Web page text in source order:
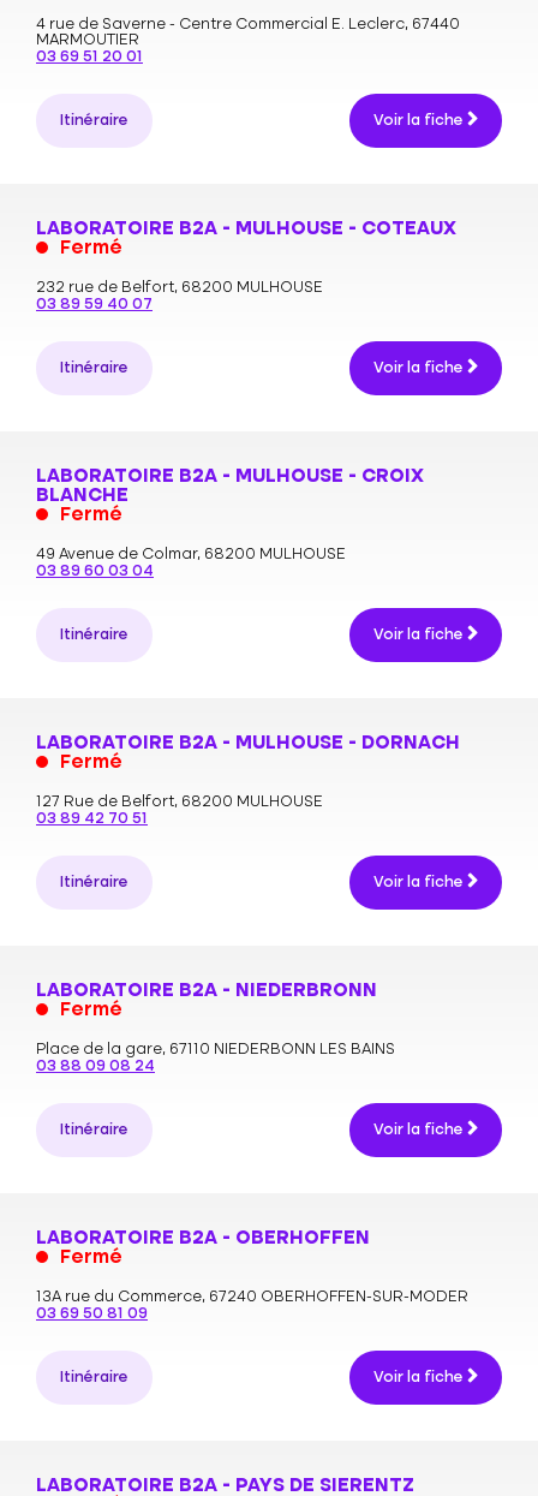
4 rue de Saverne - Centre Commercial E. Leclerc, 67440
MARMOUTIER
03 69 51 20 01
Itinéraire Voir la fiche
LABORATOIRE B2A - MULHOUSE - COTEAUX
Fermé
232 rue de Belfort, 68200 MULHOUSE
03 89 59 40 07
Itinéraire Voir la fiche
LABORATOIRE B2A - MULHOUSE - CROIX
BLANCHE
Fermé
49 Avenue de Colmar, 68200 MULHOUSE
03 89 60 03 04
Itinéraire Voir la fiche
LABORATOIRE B2A - MULHOUSE - DORNACH
Fermé
127 Rue de Belfort, 68200 MULHOUSE
03 89 42 70 51
Itinéraire Voir la fiche
LABORATOIRE B2A - NIEDERBRONN
Fermé
Place de la gare, 67110 NIEDERBONN LES BAINS
03 88 09 08 24
Itinéraire Voir la fiche
LABORATOIRE B2A - OBERHOFFEN
Fermé
13A rue du Commerce, 67240 OBERHOFFEN-SUR-MODER
03 69 50 81 09
Itinéraire Voir la fiche
LABORATOIRE B2A - PAYS DE SIERENTZ